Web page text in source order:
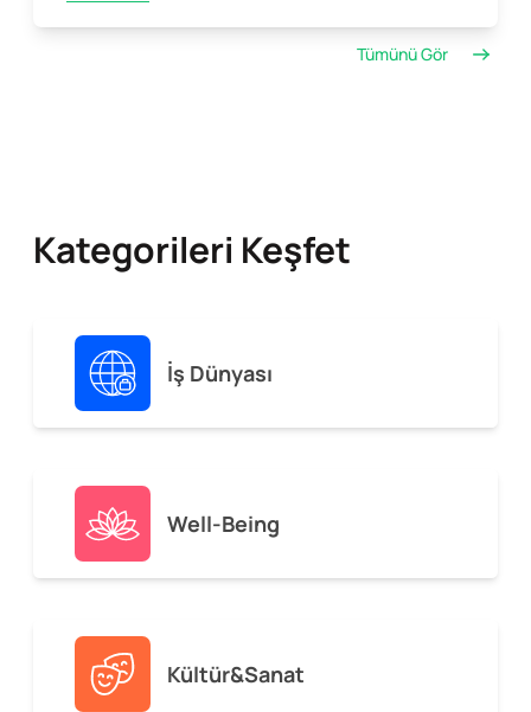
Tümünü Gör
Kategorileri Keşfet
İş Dünyası
Well-Being
Kültür&Sanat